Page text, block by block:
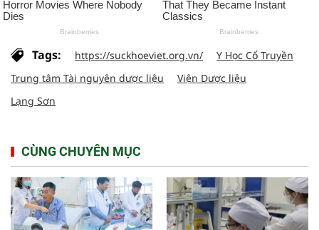
Tags: https://suckhoeviet.org.vn/
Y Học Cổ Truyền
Trung tâm Tài nguyên dược liệu
Viện Dược liệu
Lạng Sơn
CÙNG CHUYÊN MỤC